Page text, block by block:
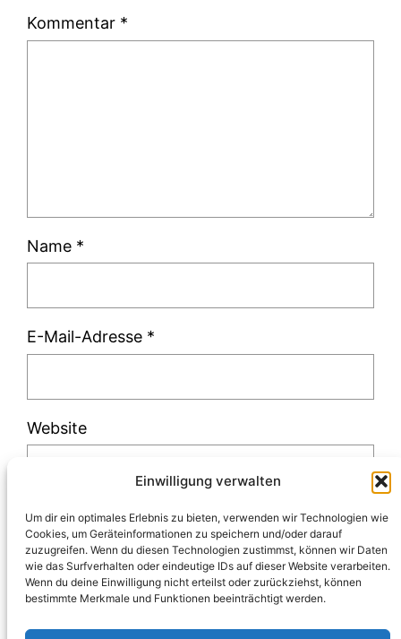
Einwilligung verwalten
Um dir ein optimales Erlebnis zu bieten, verwenden wir Technologien wie
Cookies, um Geräteinformationen zu speichern und/oder darauf
zuzugreifen. Wenn du diesen Technologien zustimmst, können wir Daten
wie das Surfverhalten oder eindeutige IDs auf dieser Website verarbeiten.
Wenn du deine Einwilligung nicht erteilst oder zurückziehst, können
bestimmte Merkmale und Funktionen beeinträchtigt werden.
Kommentar *
Name *
E-Mail-Adresse *
Website
Diese Website verwendet Akismet, um Spam
zu reduzieren.Erfahre, wie deine
Kommentardaten verarbeitet werden.